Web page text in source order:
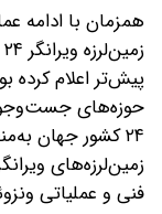
همزمان با ادامه
حوزه‌های
۲۴ کشور جهان
فنی و عملیاتی